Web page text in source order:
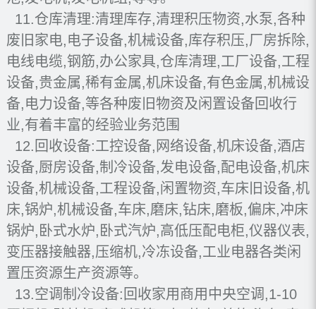
11.仓库清理:清理库存,清理积压物资,水泵,各种
废旧家电,电子设备,机械设备,库存积压,厂房拆除,
电线电缆,钢筋,办公家具,仓库清理,工厂设备,工程
设备,贵金属,稀有金属,机床设备,有色金属,机械设
备,电力设备,等各种废旧物资及闲置设备回收行
业,有着丰富的经验业务范围
12.回收设备:工控设备,网络设备,机床设备,酒店
设备,厨房设备,制冷设备,发电设备,配电设备,机床
设备,机械设备,工程设备,闲置物资,车床旧设备,机
床,锅炉,机械设备,车床,磨床,钻床,磨板,偏床,冲床
锅炉,卧式水炉,卧式汽炉,高低压配电柜,仪器仪表,
变压器接触器,压缩机,冷冻设备,工业电器各类闲
置压资源生产资源等。
13.空调制冷设备:回收家用商用中央空调,1-10